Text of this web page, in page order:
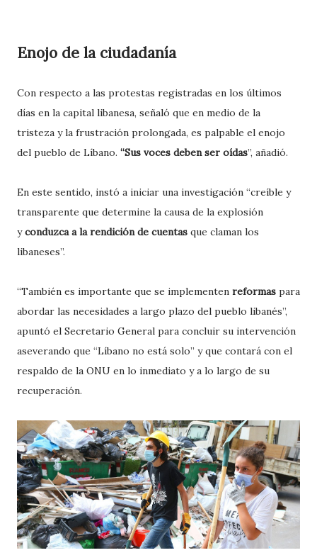
Enojo de la ciudadanía
Con respecto a las protestas registradas en los últimos
días en la capital libanesa, señaló que en medio de la
tristeza y la frustración prolongada, es palpable el enojo
del pueblo de Líbano. “Sus voces deben ser oídas”, añadió.
En este sentido, instó a iniciar una investigación “creíble y
transparente que determine la causa de la explosión
yconduzca a la rendición de cuentas que claman los
libaneses”.
“También es importante que se implementen reformas para
abordar las necesidades a largo plazo del pueblo libanés”,
apuntó el Secretario General para concluir su intervención
aseverando que “Líbano no está solo” y que contará con el
respaldo de la ONU en lo inmediato y a lo largo de su
recuperación.